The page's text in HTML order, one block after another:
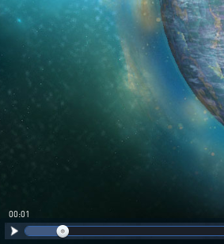
00:02